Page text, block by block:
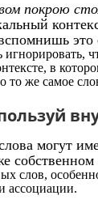
покрою
это
игнорировать,
в
то же самое
могут
слов,
ассоциации.